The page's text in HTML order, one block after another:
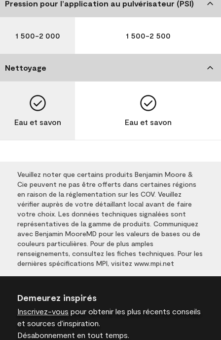
Pression pour l’application au pulvérisateur (PSI)
1 500-2 000 1 500-2 500
Nettoyage
Eau et savon Eau et savon
Veuillez noter que certains produits Benjamin Moore &
Cie peuvent ne pas être offerts dans certaines régions
en raison de la réglementation sur les COV. Veuillez
vérifier auprès de votre détaillant local avant de faire
votre choix. Les données techniques signalées sont
représentatives de la gamme de produits. Communiquez
avec Benjamin MooreMD pour les valeurs de bases ou de
couleurs particulières. Pour de plus amples
renseignements, consultez les fiches techniques. Pour les
dernières spécifications MPI, visitez www.mpi.net
Demeurez inspirés
Inscrivez-vous pour obtenir les plus récents conseils
et sources d’inspiration.
Désabonnement en tout temps.